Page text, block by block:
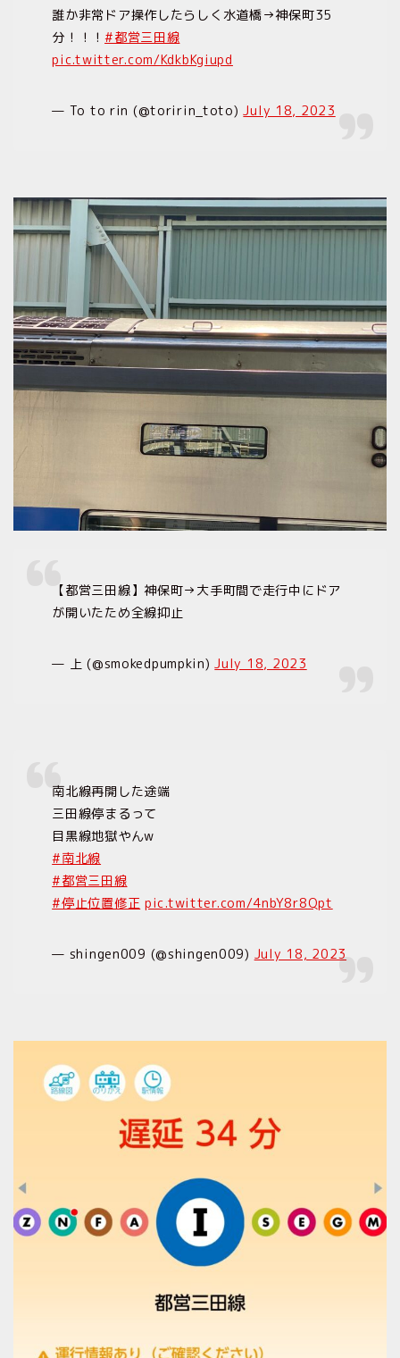
誰か非常ドア操作したらしく水道橋→神保町35
分！！！#都営三田線
pic.twitter.com/KdkbKgiupd
— To to rin (@toririn_toto)July 18, 2023
【都営三田線】神保町→大手町間で走行中にドア
が開いたため全線抑止
— 上 (@smokedpumpkin)July 18, 2023
南北線再開した途端
三田線停まるって
目黒線地獄やんw
#南北線
#都営三田線
#停止位置修正 pic.twitter.com/4nbY8r8Qpt
— shingen009 (@shingen009) July 18, 2023